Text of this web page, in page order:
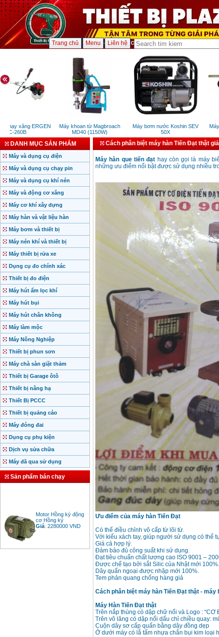
Trang chủ Menu Liên hệ
chạy xăng ERGEN
260B
Máy khoan từ Magbroach
MD40 (1150W)
Máy bơm nước Koshin SEV
50X
DANH MỤC SẢN PHẨM
Máy và dụng cụ điện
Máy và dụng cụ chạy pin
Máy và dụng cụ khí nén
Máy và động cơ xăng
Máy cơ khí xây dựng
Máy hàn và vật liệu hàn
Máy bơm và thiết bị
Máy nén khí và thiết bị
Máy thiết bị rửa xe
Dụng cụ đo chính xác
Thiết bị đo điện
Máy hút ẩm lọc khí
Máy hút bụi
Máy hút chân không
Máy làm mộc
Máy Nông Nghiệp
Thiết bị phun sơn
Máy chà sàn giặt thảm
Thiết bị Garage ôtô
Thiết bị nâng hạ
Thiết Bị PCCC
Thiết bị quảng cáo
Máy đóng đai
Dụng cụ phụ kiện
Dịch vụ sửa chữa
Máy đã qua sử dụng
Sản phẩm bán chạy
Motor Hồng ký động
cơ Hồng ký
Giá :2280000
Cách phân biệt máy hàn Tiến Đạt thật giả
Máy hàn que tiến đạt hay còn gọi là máy
những ưu điểm nổi bật được sử dụng nhiều
Ưu điểm của máy hàn Tiến Đạt
Có thể điều chỉnh vô cấp từ lõi từ.
Với kiểu xách tay, giúp người sử dụng có thể
Giá cả hợp lý.
Đảm bảo đủ công suất khi sử dụng.
Đạt tiêu chuẩn chất lượng cao ISO 9001 –
Được chế tạo bởi sắt Silic của Nhật mới 100%.
Dây quấn ngoại được nhập mới 100%.
Tem phản quang chống hàng giả
Cách phân biệt máy hàn Tiến Đạt thật - máy
Máy Hàn Tiến Đạt thật
Trên nắp thùng có dập chữ nổi và Logo : “CƠ
Trên vô lăng có dập nổi dấu chỉ chiều quay:
Cuộn dây sơ cấp quấn bằng dây đồng dẹp
Ở dưới máy có lắ tấm nhựa chắn bụi kim loại